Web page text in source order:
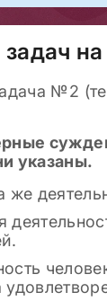
на
№2
указаны.
же